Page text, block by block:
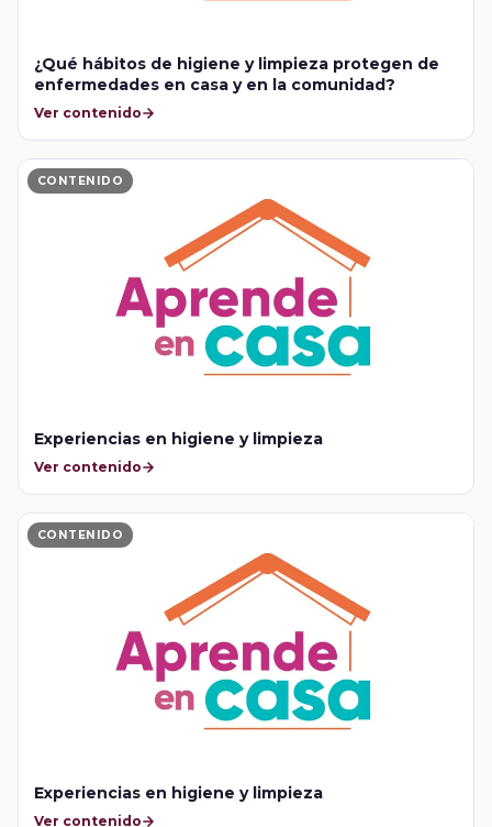
¿Qué hábitos de higiene y limpieza protegen de
enfermedades en casa y en la comunidad?
Ver contenido
CONTENIDO
Experiencias en higiene y limpieza
Ver contenido
CONTENIDO
Experiencias en higiene y limpieza
Ver contenido